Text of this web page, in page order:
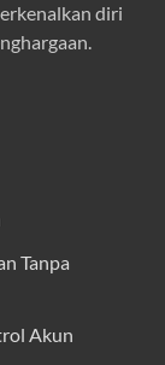
diri
Tanpa
Akun